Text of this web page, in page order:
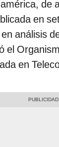
de
en
análisis
el
en